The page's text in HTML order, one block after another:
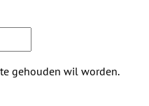
gehouden wil worden.